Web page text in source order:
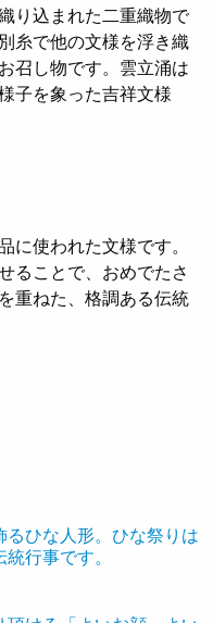
り込まれた二重織物で
糸で他の文様を浮き織
召し物です。雲立涌は
子を象った吉祥文様
使われた文様です。
ることで、おめでたさ
重ねた、格調ある伝統
ひな人形。ひな祭りは
行事です。